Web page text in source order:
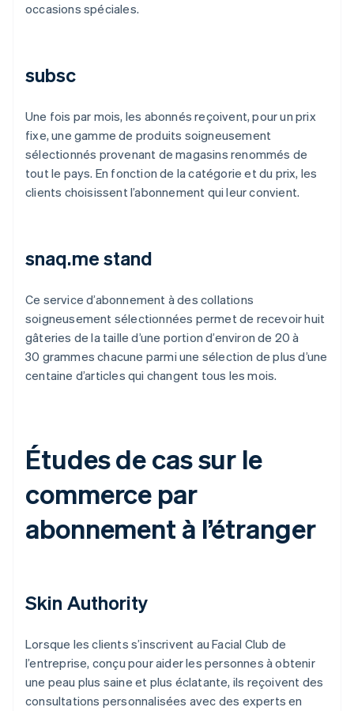
occasions spéciales.
subsc
Une fois par mois, les abonnés reçoivent, pour un prix
fixe, une gamme de produits soigneusement
sélectionnés provenant de magasins renommés de
tout le pays. En fonction de la catégorie et du prix, les
clients choisissent l’abonnement qui leur convient.
snaq.me stand
Ce service d’abonnement à des collations
soigneusement sélectionnées permet de recevoir huit
gâteries de la taille d’une portion d’environ de 20 à
30 grammes chacune parmi une sélection de plus d’une
centaine d’articles qui changent tous les mois.
Études de cas sur le
commerce par
abonnement à l’étranger
Skin Authority
Lorsque les clients s’inscrivent au Facial Club de
l’entreprise, conçu pour aider les personnes à obtenir
une peau plus saine et plus éclatante, ils reçoivent des
consultations personnalisées avec des experts en